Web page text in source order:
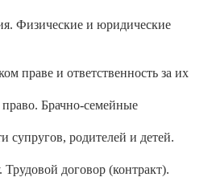
Физические и юридические
праве и ответственность за их
Брачно-семейные
супругов, родителей и детей.
договор (контракт).